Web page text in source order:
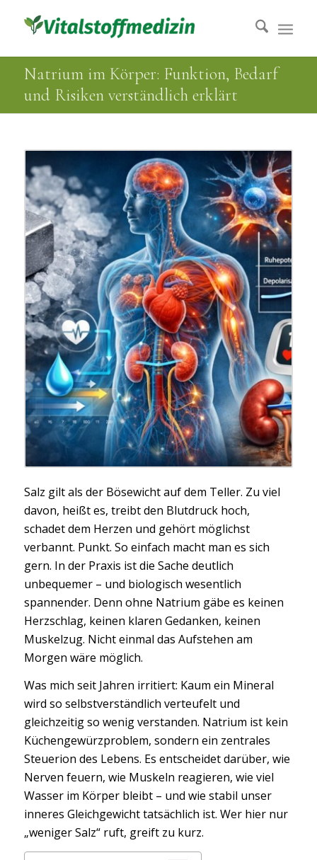
Natrium im Körper: Funktion, Bedarf
und Risiken verständlich erklärt
Salz gilt als der Bösewicht auf dem Teller. Zu viel
davon, heißt es, treibt den Blutdruck hoch,
schadet dem Herzen und gehört möglichst
verbannt. Punkt. So einfach macht man es sich
gern. In der Praxis ist die Sache deutlich
unbequemer – und biologisch wesentlich
spannender. Denn ohne Natrium gäbe es keinen
Herzschlag, keinen klaren Gedanken, keinen
Muskelzug. Nicht einmal das Aufstehen am
Morgen wäre möglich.
Was mich seit Jahren irritiert: Kaum ein Mineral
wird so selbstverständlich verteufelt und
gleichzeitig so wenig verstanden. Natrium ist kein
Küchengewürzproblem, sondern ein zentrales
Steuerion des Lebens. Es entscheidet darüber, wie
Nerven feuern, wie Muskeln reagieren, wie viel
Wasser im Körper bleibt – und wie stabil unser
inneres Gleichgewicht tatsächlich ist. Wer hier nur
„weniger Salz“ ruft, greift zu kurz.